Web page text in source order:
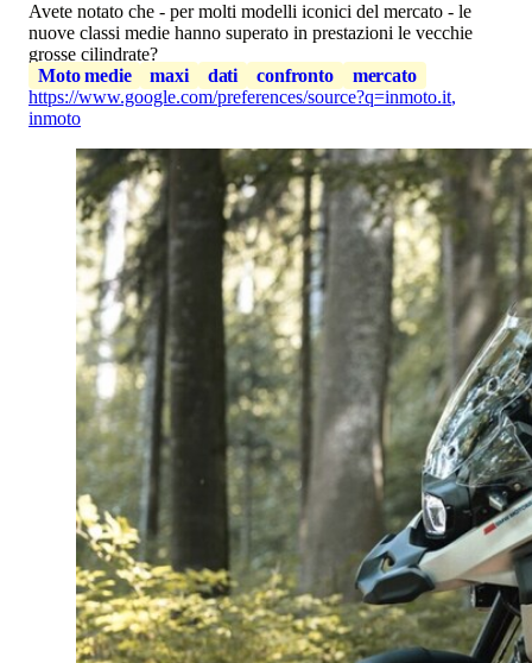
Avete notato che - per molti modelli iconici del mercato - le
nuove classi medie hanno superato in prestazioni le vecchie
grosse cilindrate?
Moto medie
maxi dati confronto
mercato
https://www.google.com/preferences/source?q=inmoto.it,
inmoto